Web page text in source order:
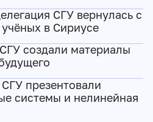
СГУ вернулась с
в Сириусе
создали материалы
презентовали
системы и нелинейная